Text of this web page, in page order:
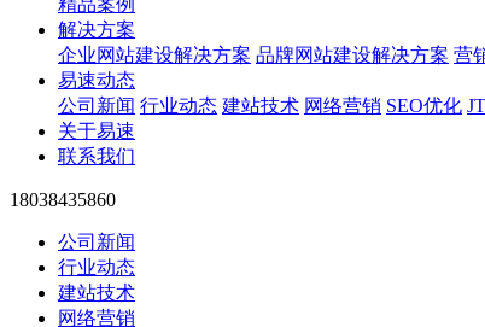
精品案例
解决方案
企业网站建设解决方案 品牌网站建设解决方案 营
易速动态
公司新闻 行业动态 建站技术 网络营销 SEO优化
关于易速
联系我们
18038435860
公司新闻
行业动态
建站技术
网络营销